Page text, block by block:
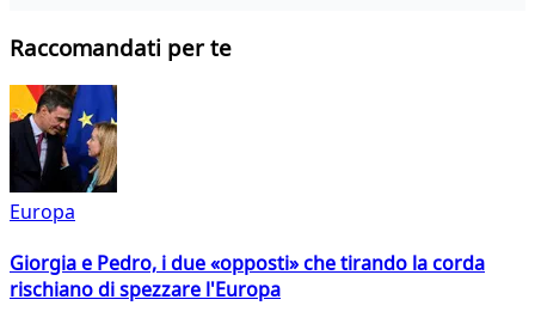
Raccomandati per te
Europa
Giorgia e Pedro, i due «opposti» che tirando la corda
rischiano di spezzare l'Europa